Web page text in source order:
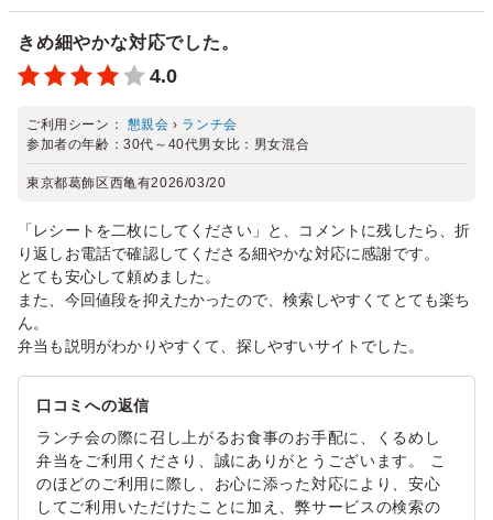
きめ細やかな対応でした。
4.0
ご利用シーン： 懇親会 › ランチ会
参加者の年齢：30代～40代男女比： 男女混合
東京都葛飾区西亀有2026/03/20
「レシートを二枚にしてください」と、コメントに残したら、折
り返しお電話で確認してくださる細やかな対応に感謝です。
とても安心して頼めました。
また、今回値段を抑えたかったので、検索しやすくてとても楽ち
ん。
弁当も説明がわかりやすくて、探しやすいサイトでした。
口コミへの返信
ランチ会の際に召し上がるお食事のお手配に、くるめし
弁当をご利用くださり、誠にありがとうございます。 こ
のほどのご利用に際し、お心に添った対応により、安心
してご利用いただけたことに加え、弊サービスの検索の